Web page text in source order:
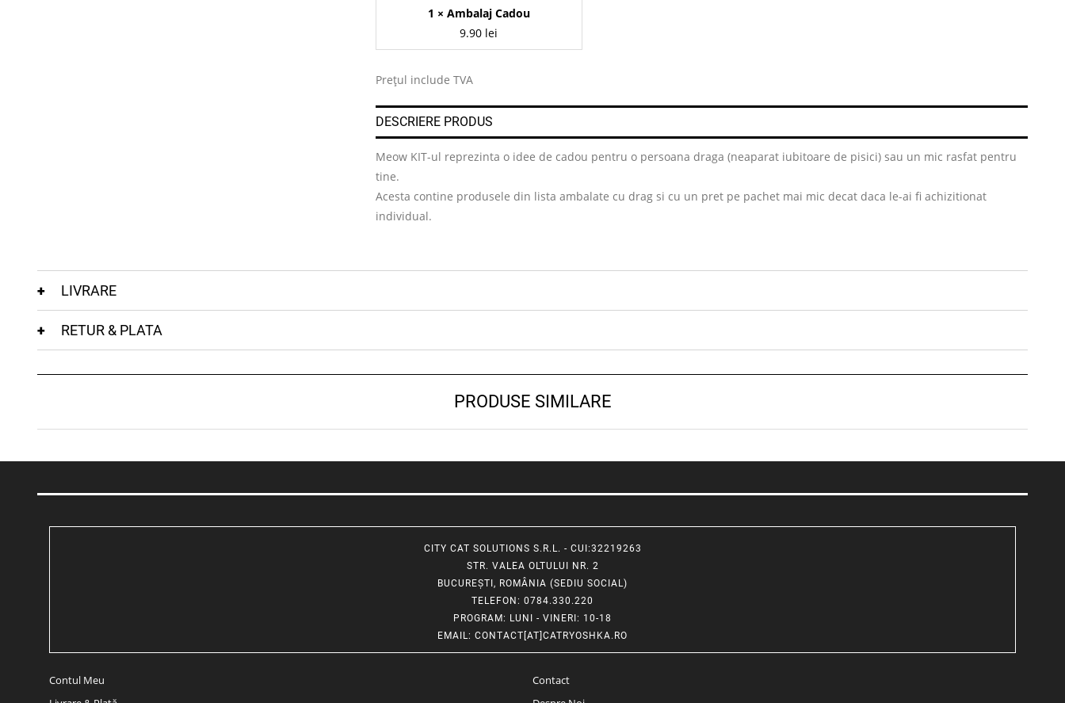
1 × Ambalaj Cadou
9.90 lei
Prețul include TVA
DESCRIERE PRODUS
Meow KIT-ul reprezinta o idee de cadou pentru o persoana draga (neaparat iubitoare de pisici) sau un mic rasfat pentru
tine.
Acesta contine produsele din lista ambalate cu drag si cu un pret pe pachet mai mic decat daca le-ai fi achizitionat
individual.
LIVRARE
RETUR & PLATA
PRODUSE SIMILARE
CITY CAT SOLUTIONS S.R.L. - CUI:32219263
STR. VALEA OLTULUI NR. 2
BUCUREȘTI, ROMÂNIA (SEDIU SOCIAL)
TELEFON : 0784.330.220
PROGRAM: LUNI - VINERI: 10-18
EMAIL : CONTACT[AT]CATRYOSHKA.RO
Contul Meu
Contact